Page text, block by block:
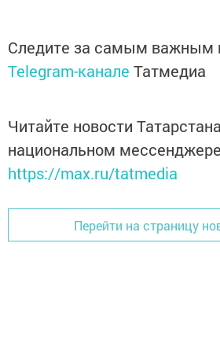
Следите за самым важным
Telegram-канале Татмедиа
Читайте новости
национальном
https://max.ru/tatmedia
Перейти на страницу